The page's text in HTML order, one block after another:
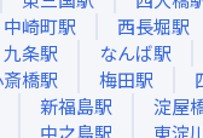
中崎町駅 西長堀駅
九条駅 なんば駅
斎橋駅 梅田駅
新福島駅 淀屋
中之島駅 東淀